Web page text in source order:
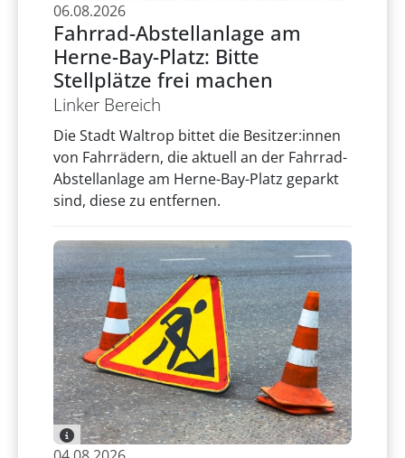
06.08.2026
Fahrrad-Abstellanlage am
Herne-Bay-Platz: Bitte
Stellplätze frei machen
Linker Bereich
Die Stadt Waltrop bittet die Besitzer:innen
von Fahrrädern, die aktuell an der Fahrrad-
Abstellanlage am Herne-Bay-Platz geparkt
sind, diese zu entfernen.